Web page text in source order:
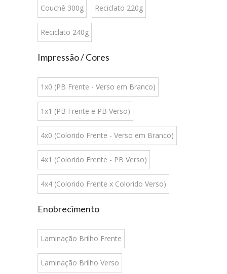
Couchê 300g Reciclato 220g
Reciclato 240g
Impressão / Cores
1x0 (PB Frente - Verso em Branco)
1x1 (PB Frente e PB Verso)
4x0 (Colorido Frente - Verso em Branco)
4x1 (Colorido Frente - PB Verso)
4x4 (Colorido Frente x Colorido Verso)
Enobrecimento
Laminação Brilho Frente
Laminação Brilho Verso